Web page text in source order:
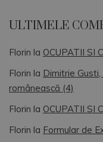
ULTIMELE
Florin la OCUPATII SI
Florin la Dimitrie
românească (4)
Florin la OCUPATII SI
Florin la Formular de